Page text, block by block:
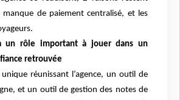
de paiement centralisé, et les
un rôle important à jouer dans un
retrouvée
réunissant l’agence, un outil de
et un outil de gestion des notes de